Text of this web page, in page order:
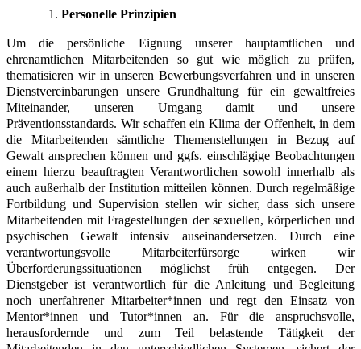
Personelle Prinzipien
Um die persönliche Eignung unserer hauptamtlichen und
ehrenamtlichen Mitarbeitenden so gut wie möglich zu prüfen,
thematisieren wir in unseren Bewerbungsverfahren und in unseren
Dienstvereinbarungen unsere Grundhaltung für ein gewaltfreies
Miteinander, unseren Umgang damit und unsere
Präventionsstandards. Wir schaffen ein Klima der Offenheit, in dem
die Mitarbeitenden sämtliche Themenstellungen in Bezug auf
Gewalt ansprechen können und ggfs. einschlägige Beobachtungen
einem hierzu beauftragten Verantwortlichen sowohl innerhalb als
auch außerhalb der Institution mitteilen können. Durch regelmäßige
Fortbildung und Supervision stellen wir sicher, dass sich unsere
Mitarbeitenden mit Fragestellungen der sexuellen, körperlichen und
psychischen Gewalt intensiv auseinandersetzen. Durch eine
verantwortungsvolle Mitarbeiterfürsorge wirken wir
Überforderungssituationen möglichst früh entgegen. Der
Dienstgeber ist verantwortlich für die Anleitung und Begleitung
noch unerfahrener Mitarbeiter*innen und regt den Einsatz von
Mentor*innen und Tutor*innen an. Für die anspruchsvolle,
herausfordernde und zum Teil belastende Tätigkeit der